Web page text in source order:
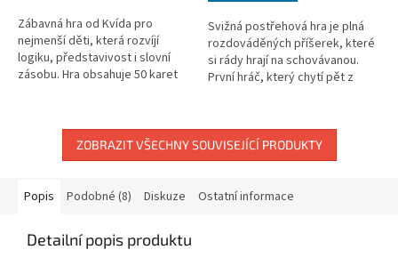
Zábavná hra od Kvída pro
nejmenší děti, která rozvíjí
logiku, představivost i slovní
zásobu. Hra obsahuje 50 karet
Svižná postřehová hra je plná
rozdováděných příšerek, které
si rády hrají na schovávanou.
První hráč, který chytí pět z
ZOBRAZIT VŠECHNY SOUVISEJÍCÍ PRODUKTY
Popis Podobné (8) Diskuze Ostatní informace
Detailní popis produktu